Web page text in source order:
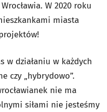
W 2020 roku
miasta
w działaniu w każdych
czy „hybrydowo”.
nie ma
siłami nie jesteśmy